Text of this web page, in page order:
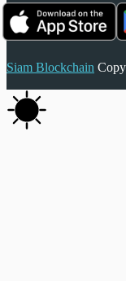
Siam Blockchain